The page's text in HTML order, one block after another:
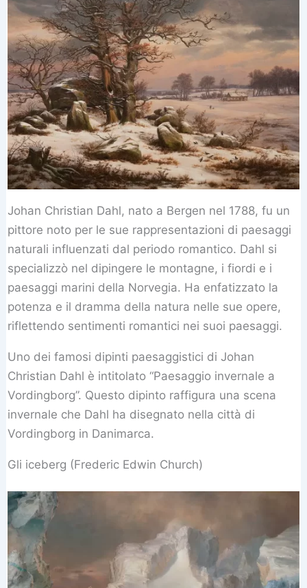
Johan Christian Dahl, nato a Bergen nel 1788, fu un
pittore noto per le sue rappresentazioni di paesaggi
naturali influenzati dal periodo romantico. Dahl si
specializzò nel dipingere le montagne, i fiordi e i
paesaggi marini della Norvegia. Ha enfatizzato la
potenza e il dramma della natura nelle sue opere,
riflettendo sentimenti romantici nei suoi paesaggi.
Uno dei famosi dipinti paesaggistici di Johan
Christian Dahl è intitolato “Paesaggio invernale a
Vordingborg”. Questo dipinto raffigura una scena
invernale che Dahl ha disegnato nella città di
Vordingborg in Danimarca.
Gli iceberg (Frederic Edwin Church)